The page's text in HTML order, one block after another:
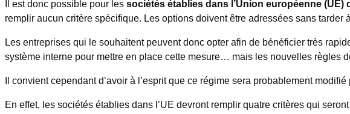
Il est donc possible pour lessociétés établies dans l’Union européenne
remplir aucun critère spécifique. Les options doivent être adressées sans tarder
Les entreprises qui le souhaitent peuvent donc opter afin de bénéficier très
système interne pour mettre en place cette mesure… mais les nouvelles règles
Il convient cependant d’avoir à l’esprit que ce régime sera probablement
En effet, les sociétés établies dans l’UE devront remplir quatre critères qui